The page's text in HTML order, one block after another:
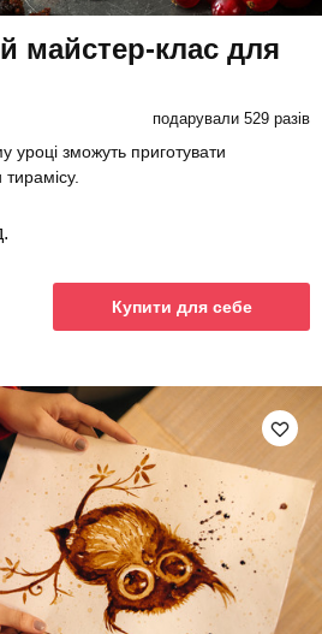
майстер-клас для
подарували 529 разів
уроці зможуть приготувати
Купити для себе